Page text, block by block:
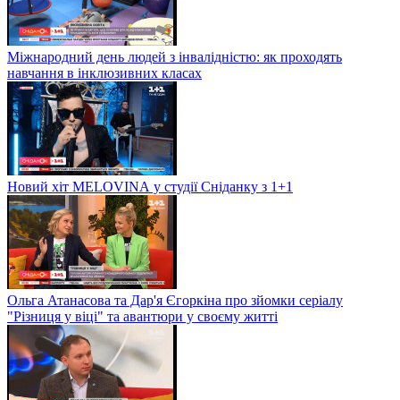
Міжнародний день людей з інвалідністю: як проходять
навчання в інклюзивних класах
Новий хіт MELOVINА у студії Сніданку з 1+1
Ольга Атанасова та Дар'я Єгоркіна про зйомки серіалу
"Різниця у віці" та авантюри у своєму житті